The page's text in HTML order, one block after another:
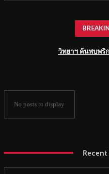
วิทยาฯ ค้นพบพริ
No posts to display